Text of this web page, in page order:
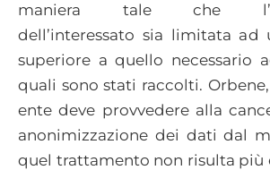
maniera tale che
dell’interessato sia limitata
superiore a quello necessario
quali sono stati raccolti.
ente deve provvedere alla
anonimizzazione dei dati dal
quel trattamento non risulta più